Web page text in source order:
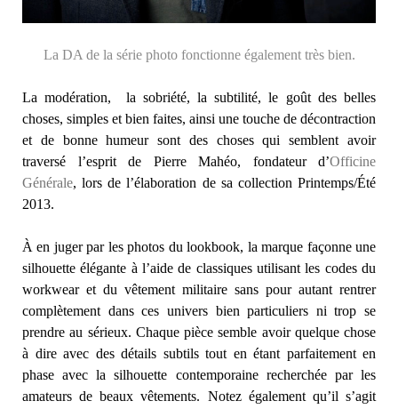
La DA de la série photo fonctionne également très bien.
La modération, la sobriété, la subtilité, le goût des belles
choses, simples et bien faites, ainsi une touche de décontraction
et de bonne humeur sont des choses qui semblent avoir
traversé l’esprit de Pierre Mahéo, fondateur d’Officine
Générale, lors de l’élaboration de sa collection Printemps/Été
2013.
À en juger par les photos du lookbook, la marque façonne une
silhouette élégante à l’aide de classiques utilisant les codes du
workwear et du vêtement militaire sans pour autant rentrer
complètement dans ces univers bien particuliers ni trop se
prendre au sérieux. Chaque pièce semble avoir quelque chose
à dire avec des détails subtils tout en étant parfaitement en
phase avec la silhouette contemporaine recherchée par les
amateurs de beaux vêtements. Notez également qu’il s’agit